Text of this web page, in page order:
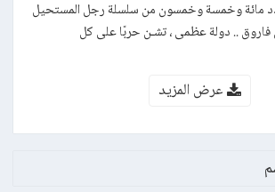
مائة وخمسة وخمسون من سلسلة رجل المستحيل
نبيل فاروق .. دولة عظمى ، تشـن حربًا على كل
عرض المزيد